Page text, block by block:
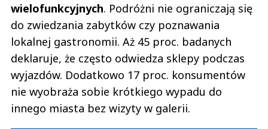
wielofunkcyjnych. Podróżni nie ograniczają się
do zwiedzania zabytków czy poznawania
lokalnej gastronomii. Aż 45 proc. badanych
deklaruje, że często odwiedza sklepy podczas
wyjazdów. Dodatkowo 17 proc. konsumentów
nie wyobraża sobie krótkiego wypadu do
innego miasta bez wizyty w galerii.